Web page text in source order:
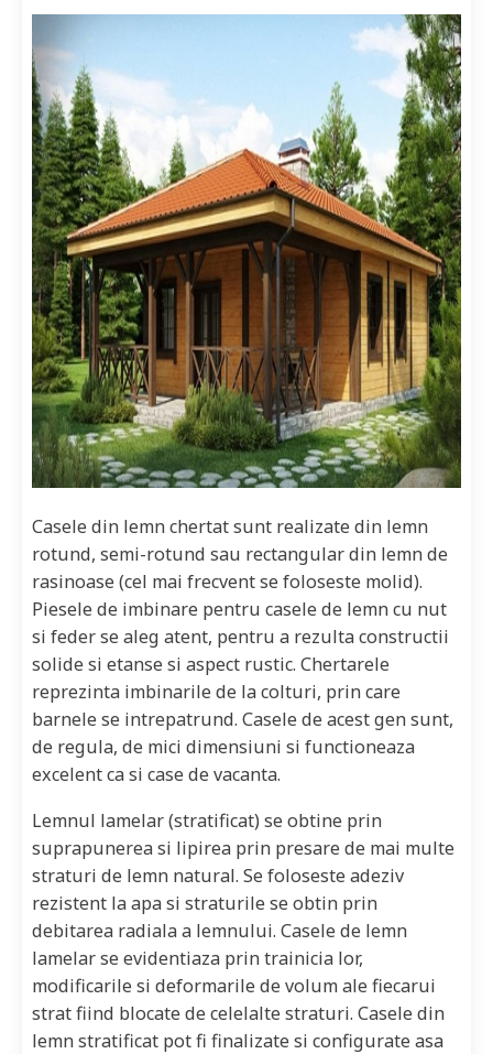
Casele din lemn chertat sunt realizate din lemn
rotund, semi-rotund sau rectangular din lemn de
rasinoase (cel mai frecvent se foloseste molid).
Piesele de imbinare pentru casele de lemn cu nut
si feder se aleg atent, pentru a rezulta constructii
solide si etanse si aspect rustic. Chertarele
reprezinta imbinarile de la colturi, prin care
barnele se intrepatrund. Casele de acest gen sunt,
de regula, de mici dimensiuni si functioneaza
excelent ca si case de vacanta.
Lemnul lamelar (stratificat) se obtine prin
suprapunerea si lipirea prin presare de mai multe
straturi de lemn natural. Se foloseste adeziv
rezistent la apa si straturile se obtin prin
debitarea radiala a lemnului. Casele de lemn
lamelar se evidentiaza prin trainicia lor,
modificarile si deformarile de volum ale fiecarui
strat fiind blocate de celelalte straturi. Casele din
lemn stratificat pot fi finalizate si configurate asa